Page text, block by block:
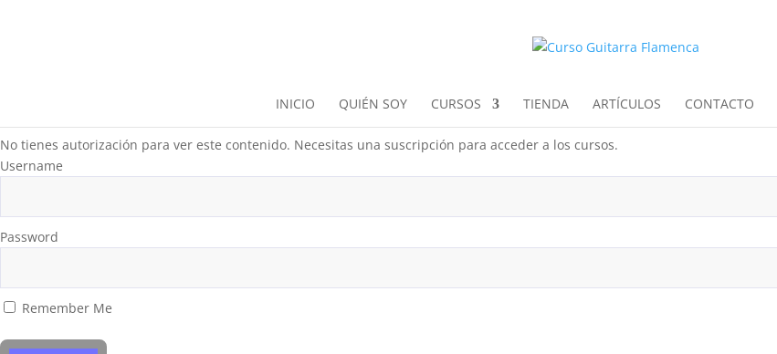
INICIO QUIÉN SOY CURSOS TIENDA ARTÍCULOS CONTACTO
No tienes autorización para ver este contenido. Necesitas una suscripción para acceder a los cursos.
Username
Password
Remember Me